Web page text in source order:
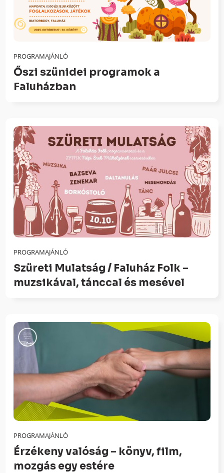
PROGRAMAJÁNLÓ
Őszi szünidei programok a
Faluházban
PROGRAMAJÁNLÓ
Szüreti Mulatság / Faluház Folk –
muzsikával, tánccal és mesével
PROGRAMAJÁNLÓ
Érzékeny valóság – könyv, film,
mozgás egy estére